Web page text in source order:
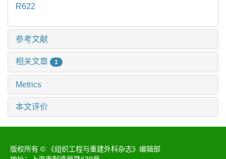
R622
参考文献
相关文章 1
Metrics
本文评价
版权所有 © 《组织工程与重建外科杂志》编辑部